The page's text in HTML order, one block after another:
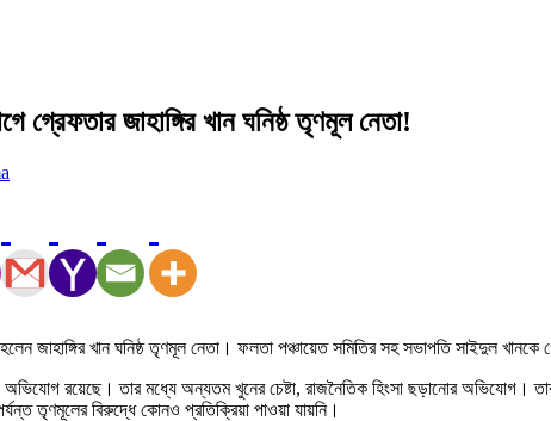
গ্রেফতার জাহাঙ্গির খান ঘনিষ্ঠ তৃণমূল নেতা!
জাহাঙ্গির খান ঘনিষ্ঠ তৃণমূল নেতা। ফলতা পঞ্চায়েত সমিতির সহ সভাপতি সাইদুল
অভিযোগ রয়েছে। তার মধ্যে অন্যতম খুনের চেষ্টা, রাজনৈতিক হিংসা ছড়ানোর অভিযোগ।
তৃণমূলের বিরুদ্ধে কোনও প্রতিক্রিয়া পাওয়া যায়নি।